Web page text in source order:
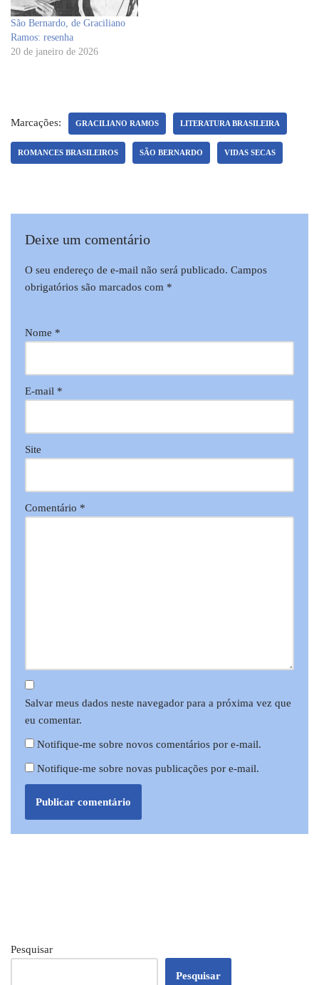
São Bernardo, de Graciliano
Ramos: resenha
20 de janeiro de 2026
Marcações: GRACILIANO RAMOS LITERATURA BRASILEIRA
ROMANCES BRASILEIROS SÃO BERNARDO VIDAS SECAS
Deixe um comentário
O seu endereço de e-mail não será publicado. Campos
obrigatórios são marcados com *
Nome *
E-mail *
Site
Comentário *
Salvar meus dados neste navegador para a próxima vez que
eu comentar.
Notifique-me sobre novos comentários por e-mail.
Notifique-me sobre novas publicações por e-mail.
Pesquisar
Pesquisar